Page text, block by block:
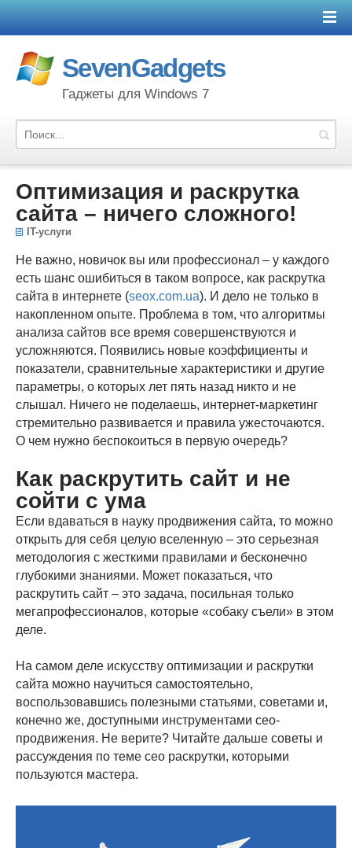
SevenGadgets
Гаджеты для Windows 7
Оптимизация и раскрутка
сайта – ничего сложного!
IT-услуги
Не важно, новичок вы или профессионал – у каждого
есть шанс ошибиться в таком вопросе, как раскрутка
сайта в интернете (seox.com.ua). И дело не только в
накопленном опыте. Проблема в том, что алгоритмы
анализа сайтов все время совершенствуются и
усложняются. Появились новые коэффициенты и
показатели, сравнительные характеристики и другие
параметры, о которых лет пять назад никто и не
слышал. Ничего не поделаешь, интернет-маркетинг
стремительно развивается и правила ужесточаются.
О чем нужно беспокоиться в первую очередь?
Как раскрутить сайт и не
сойти с ума
Если вдаваться в науку продвижения сайта, то можно
открыть для себя целую вселенную – это серьезная
методология с жесткими правилами и бесконечно
глубокими знаниями. Может показаться, что
раскрутить сайт – это задача, посильная только
мегапрофессионалов, которые «собаку съели» в этом
деле.
На самом деле искусству оптимизации и раскрутки
сайта можно научиться самостоятельно,
воспользовавшись полезными статьями, советами и,
конечно же, доступными инструментами сео-
продвижения. Не верите? Читайте дальше советы и
рассуждения по теме сео раскрутки, которыми
пользуются мастера.